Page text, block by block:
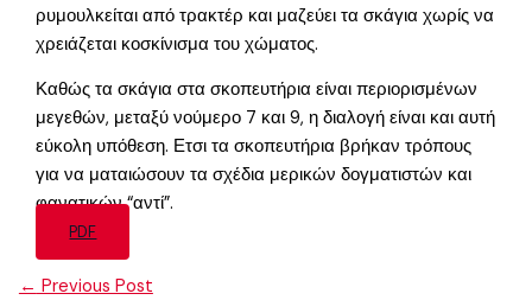
ρυμουλκείται από τρακτέρ και μαζεύει τα σκάγια χωρίς να
χρειάζεται κοσκίνισμα του χώματος.
Καθώς τα σκάγια στα σκοπευτήρια είναι περιορισμένων
μεγεθών, μεταξύ νούμερο 7 και 9, η διαλογή είναι και αυτή
εύκολη υπόθεση. Ετσι τα σκοπευτήρια βρήκαν τρόπους
για να ματαιώσουν τα σχέδια μερικών δογματιστών και
φανατικών “αντί”.
PDF
← Previous Post